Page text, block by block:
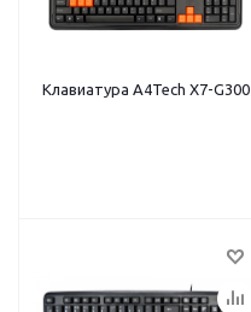
Клавиатура A4Tech X7-G300